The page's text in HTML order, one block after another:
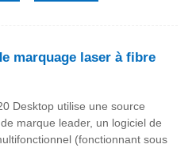
marquage laser à fibre
Desktop utilise une source
marque leader, un logiciel de
(fonctionnant sous